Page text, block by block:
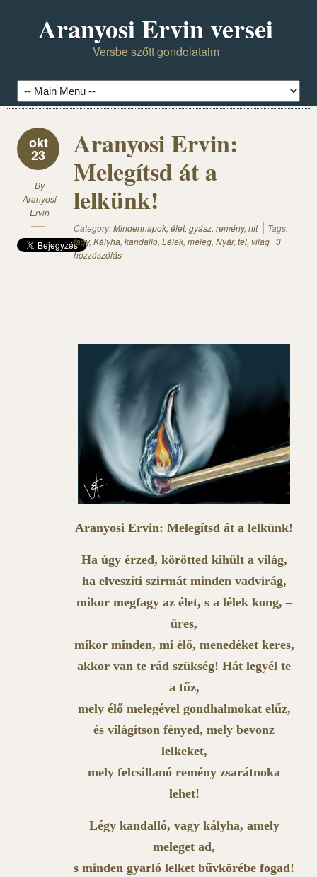
Aranyosi Ervin versei
Versbe szőtt gondolataim
okt
23
By
Aranyosi
Ervin
Aranyosi Ervin:
Melegítsd át a
lelkünk!
Category:Mindennapok, élet, gyász, remény, hit
Tags:
fagy, Kályha, kandalló, Lélek, meleg, Nyár, tél, világ 3
hozzászólás
Aranyosi Ervin: Melegítsd át a lelkünk!
Ha úgy érzed, körötted kihűlt a világ,
ha elveszíti szirmát minden vadvirág,
mikor megfagy az élet, s a lélek kong, –
üres,
mikor minden, mi élő, menedéket keres,
akkor van te rád szükség! Hát legyél te
a tűz,
mely élő melegével gondhalmokat elűz,
és világítson fényed, mely bevonz
lelkeket,
mely felcsillanó remény zsarátnoka
lehet!
Légy kandalló, vagy kályha, amely
meleget ad,
s minden gyarló lelket bűvkörébe fogad!